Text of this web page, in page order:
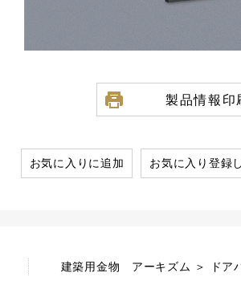
製品情報印
お気に入りに追加 お気に入り登録
建築用金物 アーキズム ＞ ドア